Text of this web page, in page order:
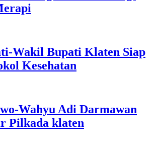
Wakil Bupati Klaten Siap
Kesehatan
Wahyu Adi Darmawan
Pilkada klaten